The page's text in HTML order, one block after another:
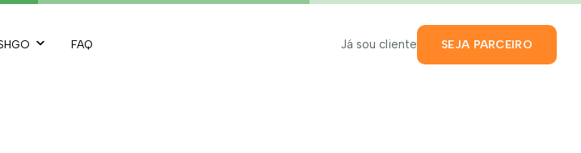
FAQ SEJA PARCEIRO
Já sou cliente